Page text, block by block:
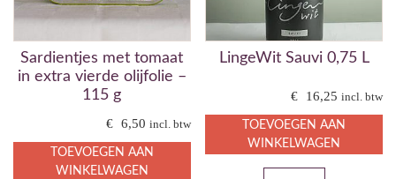
Sardientjes met tomaat
in extra vierde olijfolie –
115 g
€ 6,50 incl. btw
TOEVOEGEN AAN
WINKELWAGEN
LingeWit Sauvi 0,75 L
€ 16,25 incl. btw
TOEVOEGEN AAN
WINKELWAGEN